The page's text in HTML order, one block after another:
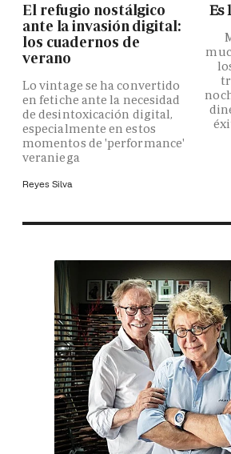
El refugio nostálgico
ante la invasión digital:
los cuadernos de
verano
Lo vintage se ha convertido
en fetiche ante la necesidad
de desintoxicación digital,
especialmente en estos
momentos de 'performance'
veraniega
Reyes Silva
Es